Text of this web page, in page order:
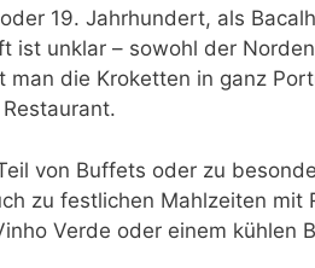
19. Jahrhundert, als
ist unklar – sowohl der
die Kroketten in ganz
von Buffets oder zu
zu festlichen Mahlzeiten mit
Verde oder einem kühlen